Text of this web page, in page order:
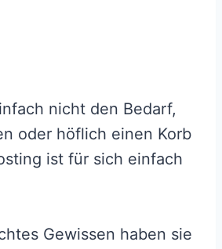
nicht den Bedarf,
oder höflich einen Korb
ist für sich einfach
Gewissen haben sie